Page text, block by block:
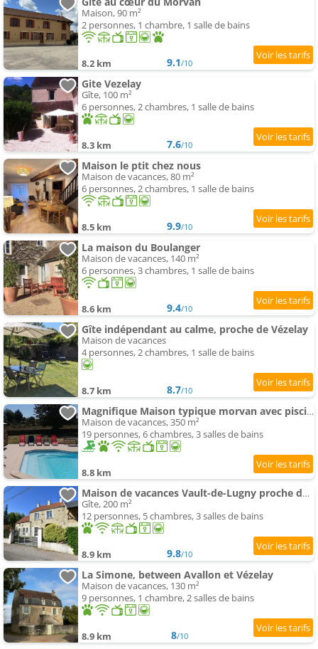
Maison, 90 m²
2 personnes, 1 chambre, 1 salle de bains
8.2 km 9.1/10
Gite Vezelay
Gîte, 100 m²
6 personnes, 2 chambres, 1 salle de bains
8.3 km 7.6/10
Maison le ptit chez nous
Maison de vacances, 80 m²
6 personnes, 2 chambres, 1 salle de bains
8.5 km 9.9/10
La maison du Boulanger
Maison de vacances, 140 m²
6 personnes, 3 chambres, 1 salle de bains
8.6 km 9.4/10
Gîte indépendant au calme, proche de Vézelay
Maison de vacances
4 personnes, 2 chambres, 1 salle de bains
8.7 km 8.7/10
Magnifique Maison typique morvan avec piscine
Maison de vacances, 350 m²
19 personnes, 6 chambres, 3 salles de bains
8.8 km
Maison de vacances Vault-de-Lugny proche de la forêt
Gîte, 200 m²
12 personnes, 5 chambres, 3 salles de bains
8.9 km 9.8/10
La Simone, between Avallon et Vézelay
Maison de vacances, 130 m²
9 personnes, 1 chambre, 2 salles de bains
8.9 km 8/10